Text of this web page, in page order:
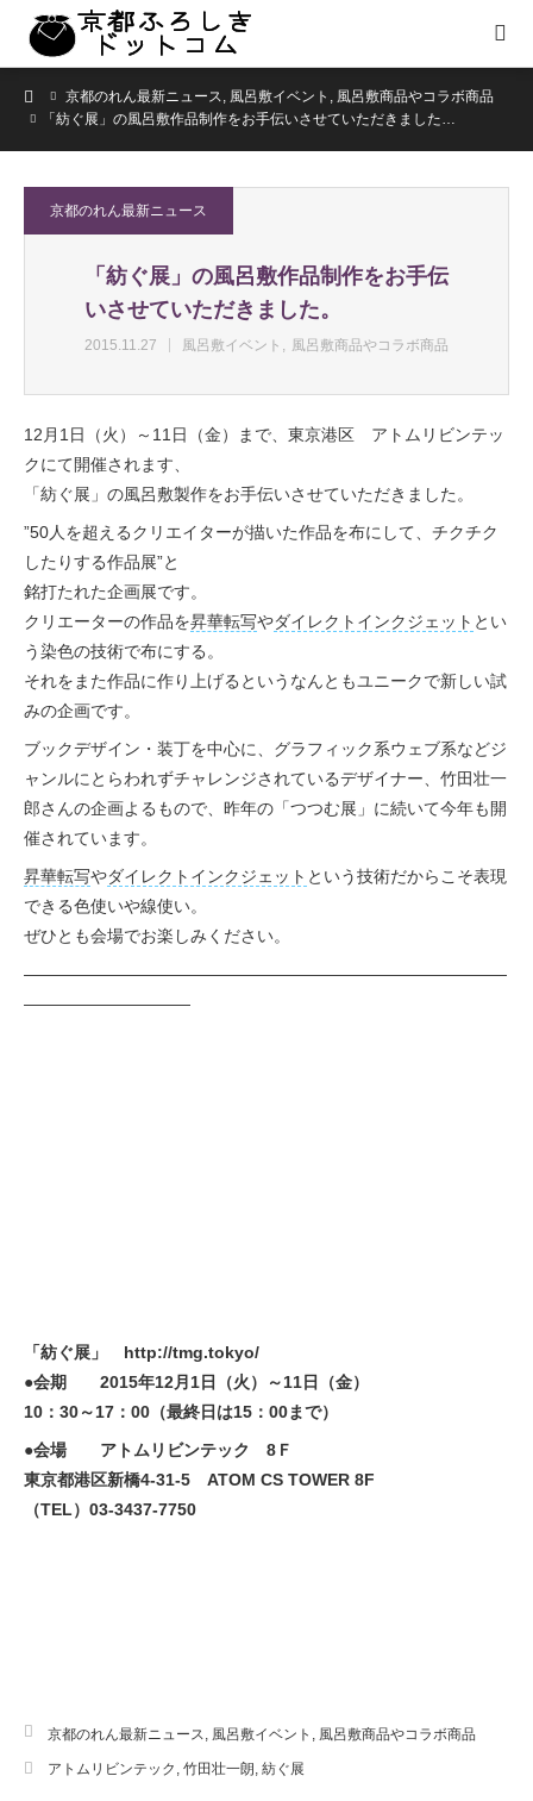
ホーム京都のれん最新ニュース, 風呂敷イベント , 風呂敷商品やコラボ商品
「紡ぐ展」の風呂敷作品制作をお手伝いさせていただきました…
京都のれん最新ニュース
「紡ぐ展」の風呂敷作品制作をお手伝
いさせていただきました。
2015.11.27 風呂敷イベント 風呂敷商品やコラボ商品
12月1日（火）～11日（金）まで、東京港区 アトムリビンテッ
クにて開催されます、
「紡ぐ展」の風呂敷製作をお手伝いさせていただきました。
”50人を超えるクリエイターが描いた作品を布にして、チクチク
したりする作品展”と
銘打たれた企画展です。
クリエーターの作品を昇華転写やダイレクト インクジェット とい
う染色の技術で布にする。
それをまた作品に作り上げるというなんともユニークで新しい試
みの企画です。
ブックデザイン・装丁を中心に、グラフィック系ウェブ系などジ
ャンルにとらわれずチャレンジされているデザイナー、竹田壮一
郎さんの企画よるもので、昨年の「つつむ展」に続いて今年も開
催されています。
昇華転写やダイレクト インクジェット という技術だからこそ表現
できる色使いや線使い。
ぜひとも会場でお楽しみください。
—————————————————————————————
——————————
「紡ぐ展」 http://tmg.tokyo/
●会期 2015年12月1日（火）～11日（金）
10：30～17：00（最終日は15：00まで）
●会場 アトムリビンテック 8Ｆ
東京都港区新橋4-31-5 ATOM CS TOWER 8F
（TEL）03-3437-7750
京都のれん最新ニュース, 風呂敷イベント , 風呂敷商品やコラボ商品
アトムリビンテック , 竹田壮一朗, 紡ぐ展